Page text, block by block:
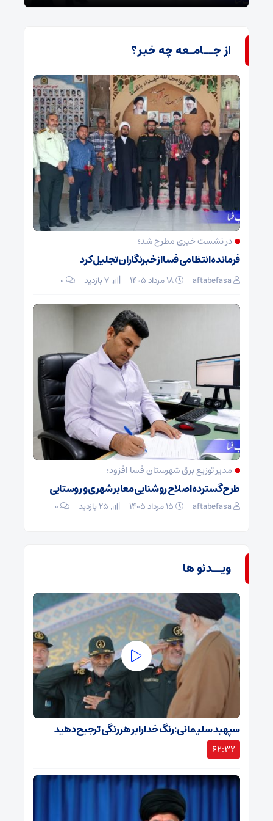
از جــامـعه چه خبر؟
در نشست خبری مطرح شد؛
فرمانده انتظامی فسا از خبرنگاران تجلیل کرد
aftabefasa ۰
مدیر توزیع برق شهرستان فسا افزود؛
طرح گسترده اصلاح روشنایی معابر شهری و روستایی
aftabefasa ۰
ویــدئو ها
سپهبد سلیمانی: رنگ خدا را بر هر رنگی ترجیح دهید
62:32